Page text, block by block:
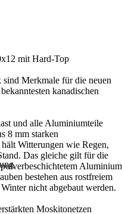
mit Hard-Top
Merkmale für die neuen
kanadischen
und alle Aluminiumteile
8 mm starken
Witterungen wie Regen,
Das gleiche gilt für die
Aluminium
bestehen aus rostfreiem
nicht abgebaut werden.
Moskitonetzen